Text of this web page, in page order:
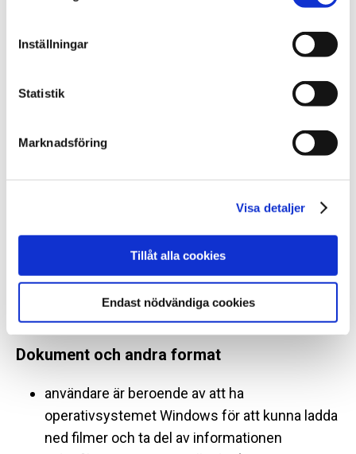
Inställningar
Statistik
Marknadsföring
Visa detaljer
Tillåt alla cookies
Endast nödvändiga cookies
den globala sökfunktionen
ingen information när ett fel har uppstått
användare med uppläsande hjälpmedel får
webshopen har uppdaterats och om antalet
produkter i varukorgen
attribut saknas både för sökfunktion i smal vy
inte knapptexten efter att användare utvidgat
området, utan återger samma text som när
området är minimerat
Dokument och andra format
användare är beroende av att ha
operativsystemet Windows för att kunna ladda
ned filmer och ta del av informationen